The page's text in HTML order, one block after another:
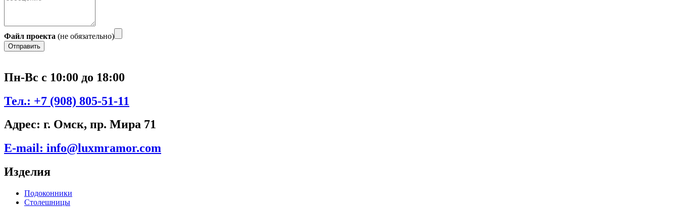
Файл проекта (не обязательно)
Отправить
Пн-Вс с 10:00 до 18:00
Тел.: +7 (908) 805-51-11
Адрес: г. Омск, пр. Мира 71
E-mail: info@luxmramor.com
Изделия
Подоконники
Столешницы